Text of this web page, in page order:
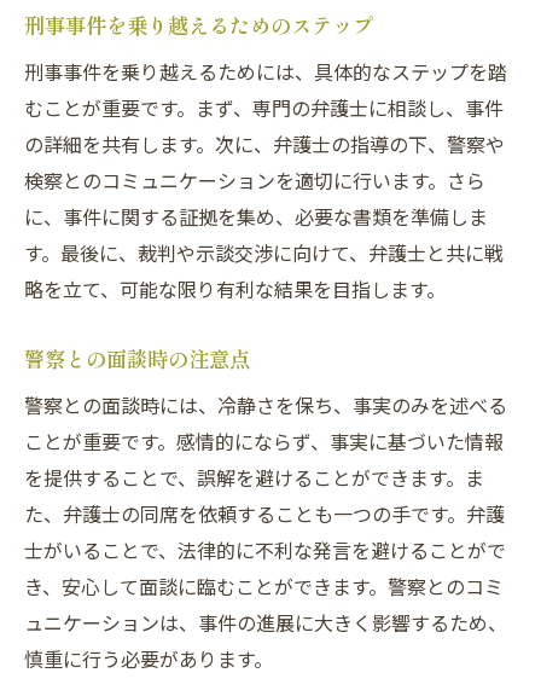
刑事事件を乗り越えるためのステップ
刑事事件を乗り越えるためには、具体的なステップを踏
むことが重要です。まず、専門の弁護士に相談し、事件
の詳細を共有します。次に、弁護士の指導の下、警察や
検察とのコミュニケーションを適切に行います。さら
に、事件に関する証拠を集め、必要な書類を準備しま
す。最後に、裁判や示談交渉に向けて、弁護士と共に戦
略を立て、可能な限り有利な結果を目指します。
警察との面談時の注意点
警察との面談時には、冷静さを保ち、事実のみを述べる
ことが重要です。感情的にならず、事実に基づいた情報
を提供することで、誤解を避けることができます。ま
た、弁護士の同席を依頼することも一つの手です。弁護
士がいることで、法律的に不利な発言を避けることがで
き、安心して面談に臨むことができます。警察とのコミ
ュニケーションは、事件の進展に大きく影響するため、
慎重に行う必要があります。